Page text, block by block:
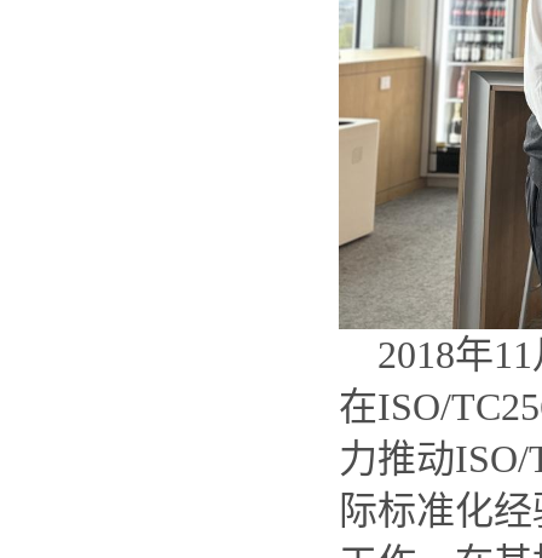
2018年11
在ISO/
力推动
际标准化